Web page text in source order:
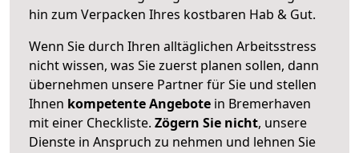
hin zum Verpacken Ihres kostbaren Hab & Gut.
Wenn Sie durch Ihren alltäglichen Arbeitsstress
nicht wissen, was Sie zuerst planen sollen, dann
übernehmen unsere Partner für Sie und stellen
Ihnen kompetente Angebote in Bremerhaven
mit einer Checkliste. Zögern Sie nicht, unsere
Dienste in Anspruch zu nehmen und lehnen Sie